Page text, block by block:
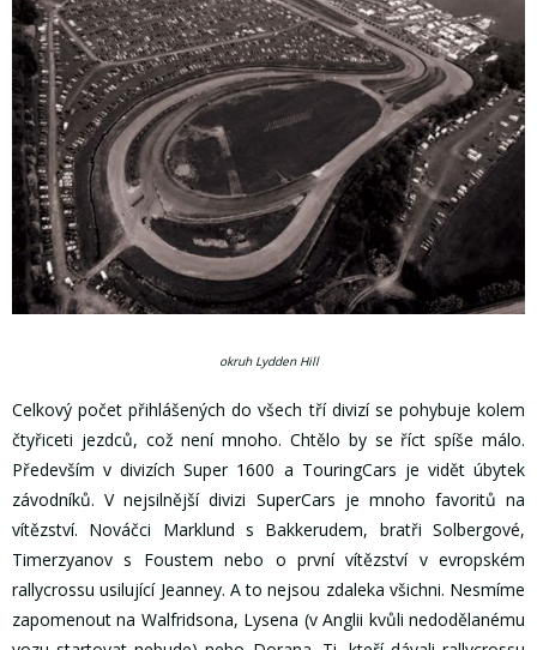
okruh Lydden Hill
Celkový počet přihlášených do všech tří divizí se pohybuje kolem
čtyřiceti jezdců, což není mnoho. Chtělo by se říct spíše málo.
Především v divizích Super 1600 a TouringCars je vidět úbytek
závodníků. V nejsilnější divizi SuperCars je mnoho favoritů na
vítězství. Nováčci Marklund s Bakkerudem, bratři Solbergové,
Timerzyanov s Foustem nebo o první vítězství v evropském
rallycrossu usilující Jeanney. A to nejsou zdaleka všichni. Nesmíme
zapomenout na Walfridsona, Lysena (v Anglii kvůli nedodělanému